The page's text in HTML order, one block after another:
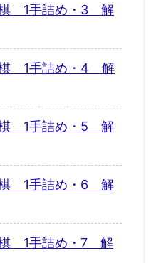
棋 1手詰め・3 解
棋 1手詰め・4 解
棋 1手詰め・5 解
棋 1手詰め・6 解
棋 1手詰め・7 解